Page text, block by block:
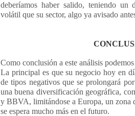
deberíamos haber salido, teniendo un
volátil que su sector, algo ya avisado
Como conclusión a este análisis
La principal es que su negocio hoy en
de tipos negativos que se prolongará
una buena diversificación geográfica,
y BBVA, limitándose a Europa, un zona
se espera mucho más en el futuro.